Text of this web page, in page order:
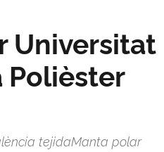
Universitat
Polièster
tejidaManta polar